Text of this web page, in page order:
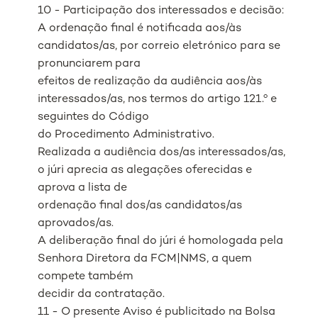
10 - Participação dos interessados e decisão:
A ordenação final é notificada aos/às
candidatos/as, por correio eletrónico para se
pronunciarem para
efeitos de realização da audiência aos/às
interessados/as, nos termos do artigo 121.º e
seguintes do Código
do Procedimento Administrativo.
Realizada a audiência dos/as interessados/as,
o júri aprecia as alegações oferecidas e
aprova a lista de
ordenação final dos/as candidatos/as
aprovados/as.
A deliberação final do júri é homologada pela
Senhora Diretora da FCM|NMS, a quem
compete também
decidir da contratação.
11 - O presente Aviso é publicitado na Bolsa